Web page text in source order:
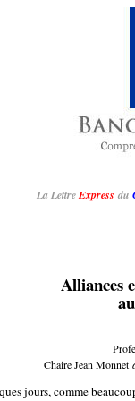
La LettreExpress du
Alliances
Chaire Jean Monnet
jours, comme